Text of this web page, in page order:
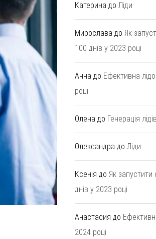
Катерина до Ліди
Мирослава до Як
100 днів у 2023 році
Анна до Ефективна
році
Олена до Генерація лідів
Олександра до Ліди
Ксенія до Як запустити
днів у 2023 році
Анастасия до
2024 році